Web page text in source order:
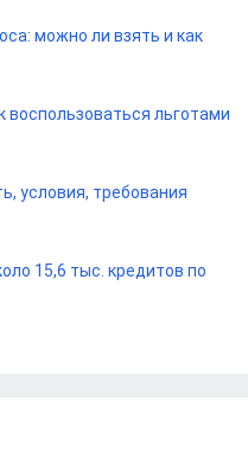
можно ли взять и как
льготами
условия, требования
15,6 тыс. кредитов по